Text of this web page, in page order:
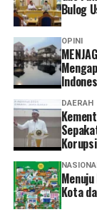
mengakses
Selain lebih
keberadaan
lebih banyak
administrasi
masing.
Ia pun
sebagai bentuk
dan keluarga
Program JKN.
Bulog
OPINI
DAERAH
Kota